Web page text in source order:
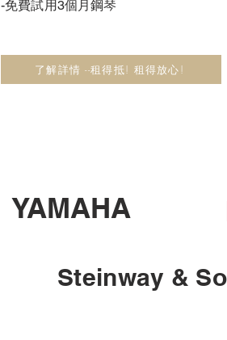
-免費試用3個月鋼琴
了解詳情 --租得抵! 租得放心!
YAMAHA
Steinway &